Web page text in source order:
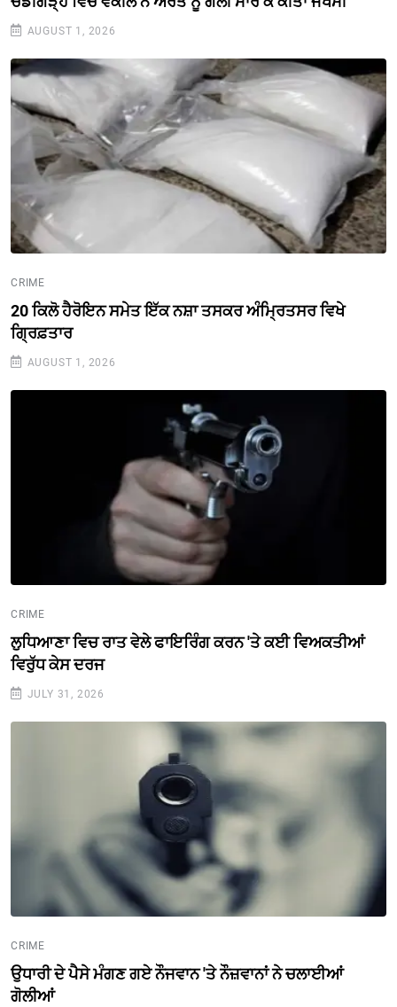
AUGUST 1, 2026
CRIME
20 ਕਿਲੋ ਹੈਰੋਇਨ ਸਮੇਤ ਇੱਕ ਨਸ਼ਾ ਤਸਕਰ ਅੰਮ੍ਰਿਤਸਰ ਵਿਖੇ
ਗ੍ਰਿਫ਼ਤਾਰ
AUGUST 1, 2026
CRIME
ਲੁਧਿਆਣਾ ਵਿਚ ਰਾਤ ਵੇਲੇ ਫਾਇਰਿੰਗ ਕਰਨ 'ਤੇ ਕਈ ਵਿਅਕਤੀਆਂ
ਵਿਰੁੱਧ ਕੇਸ ਦਰਜ
JULY 31, 2026
CRIME
ਉਧਾਰੀ ਦੇ ਪੈਸੇ ਮੰਗਣ ਗਏ ਨੌਜਵਾਨ 'ਤੇ ਨੌਜ਼ਵਾਨਾਂ ਨੇ ਚਲਾਈਆਂ
ਗੋਲੀਆਂ